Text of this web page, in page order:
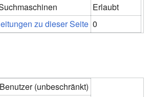
Erlaubt
zu dieser Seite 0
(unbeschränkt)